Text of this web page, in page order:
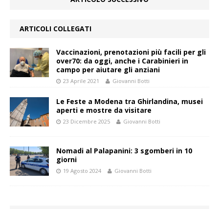
ARTICOLI COLLEGATI
Vaccinazioni, prenotazioni più facili per gli
over70: da oggi, anche i Carabinieri in
campo per aiutare gli anziani
23 Aprile 2021 Giovanni Botti
Le Feste a Modena tra Ghirlandina, musei
aperti e mostre da visitare
23 Dicembre 2025 Giovanni Botti
Nomadi al Palapanini: 3 sgomberi in 10
giorni
19 Agosto 2024 Giovanni Botti